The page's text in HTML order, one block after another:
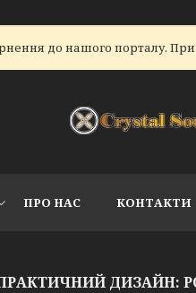
до нашого порталу.
ПРО НАС КОНТАКТИ
ДИЗАЙН: